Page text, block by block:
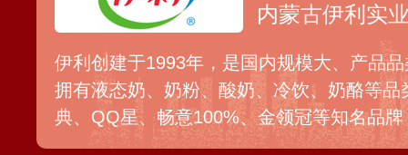
内蒙古伊利实
伊利创建于1993年，是国内规模大、产品
拥有液态奶、奶粉、酸奶、冷饮、奶酪等
典、QQ星、畅意100%、金领冠等知名品
发创新中心和数十个生产基地，旗下众多